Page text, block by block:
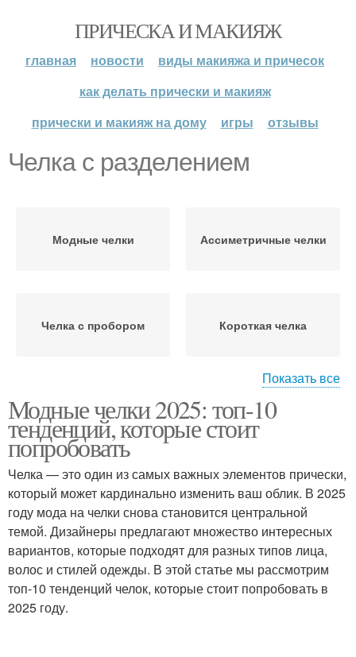
ПРИЧЕСКА И МАКИЯЖ
главная новости
виды макияжа и причесок
как делать прически и макияж
прически и макияж на дому
игры отзывы
Челка с разделением
Модные челки Ассиметричные челки
Челка с пробором Короткая челка
Тонкая челка Челка с акцентом
Челка с аксессуарами Прозрачная челка
Тенденции в модных
челках
Аксессуары для челок
Показать все
Модные челки 2025: топ-10
тенденций, которые стоит
попробовать
Челка — это один из самых важных элементов прически,
который может кардинально изменить ваш облик. В 2025
году мода на челки снова становится центральной
темой. Дизайнеры предлагают множество интересных
вариантов, которые подходят для разных типов лица,
волос и стилей одежды. В этой статье мы рассмотрим
топ-10 тенденций челок, которые стоит попробовать в
2025 году.